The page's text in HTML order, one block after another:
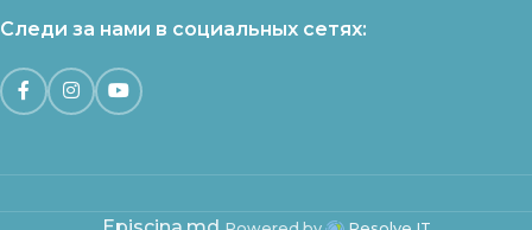
Следи за нами в социальных сетях: